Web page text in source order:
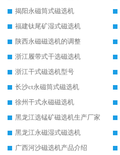
揭阳永磁筒式磁选机
福建钛尾矿湿式磁选机
陕西永磁磁选机的调整
浙江履带式干选磁选机
浙江干式磁选机型号
长沙ct永磁筒式磁选机
徐州干式永磁磁选机
黑龙江选锰矿磁选机生产厂家
黑龙江永磁湿式磁选机
广西河沙磁选机产品介绍